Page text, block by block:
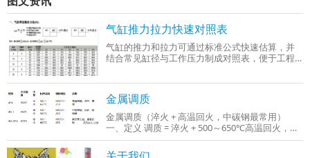
气缸推力拉力快速对照表
气缸的推力和拉力可通过标准公式快速估算，并
结合常见缸径与工作压力制成对照表，便于工程
力0.4–0.6 MPa）整理的‌气缸推力与拉力快
金属调质
金属调质（淬火 + 高温回火，中碳钢最常用）
一、定义 调质 = 淬火 + 500～650℃高温回火，只
适用于中碳钢、中碳合金钢（C：0.3%～0.5%），
成品组织：回火索氏体（铁素体 + 细小球状碳